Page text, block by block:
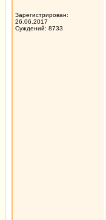
Зарегистрирован:
26.06.2017
Суждений: 8733